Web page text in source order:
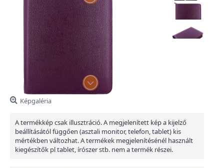
Képgaléria
A termékkép csak illusztráció. A megjelenített kép a kijelző
beállításától függően (asztali monitor, telefon, tablet) kis
mértékben változhat. A termékek megjelenítésénél használt
kiegészítők pl tablet, írószer stb. nem a termék részei.